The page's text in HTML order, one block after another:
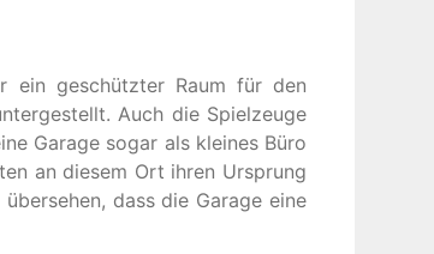
ein geschützter Raum für den
Auch die Spielzeuge
Garage sogar als kleines Büro
an diesem Ort ihren Ursprung
dass die Garage eine